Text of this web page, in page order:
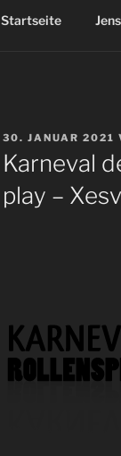
Startseite
VERÖFFENTLICHT
AM
30. JANUAR 2021
Karneval
play –